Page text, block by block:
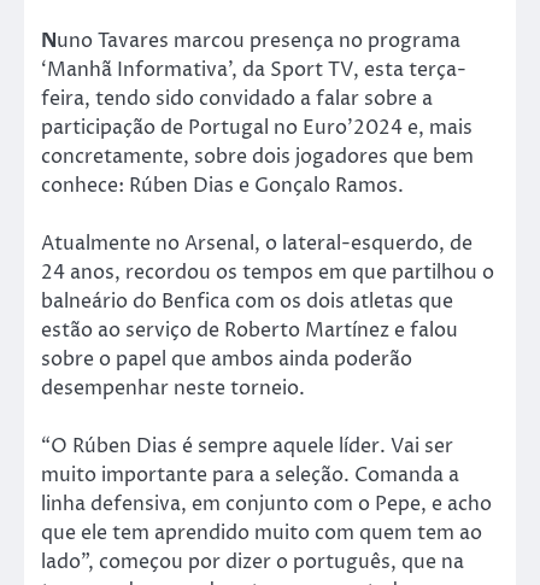
Nuno Tavares marcou presença no programa
‘Manhã Informativa’, da Sport TV, esta terça-
feira, tendo sido convidado a falar sobre a
participação de Portugal no Euro’2024 e, mais
concretamente, sobre dois jogadores que bem
conhece: Rúben Dias e Gonçalo Ramos.
Atualmente no Arsenal, o lateral-esquerdo, de
24 anos, recordou os tempos em que partilhou o
balneário do Benfica com os dois atletas que
estão ao serviço de Roberto Martínez e falou
sobre o papel que ambos ainda poderão
desempenhar neste torneio.
“O Rúben Dias é sempre aquele líder. Vai ser
muito importante para a seleção. Comanda a
linha defensiva, em conjunto com o Pepe, e acho
que ele tem aprendido muito com quem tem ao
lado”, começou por dizer o português, que na